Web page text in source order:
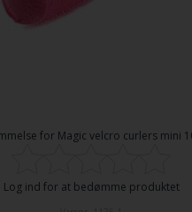
for Magic velcro curlers mini
Log ind for at bedømme produktet